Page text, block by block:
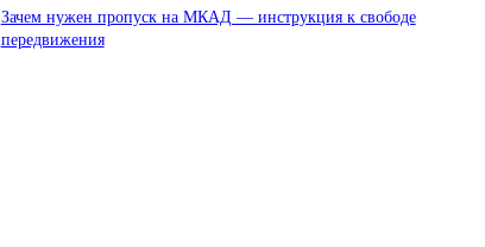
Зачем нужен пропуск на МКАД — инструкция к свободе
передвижения